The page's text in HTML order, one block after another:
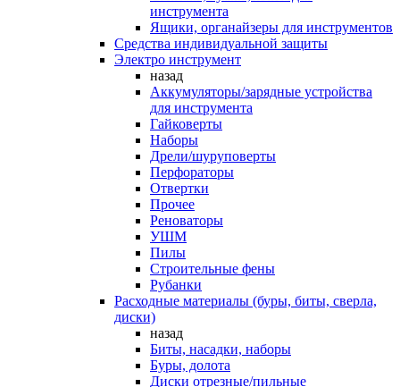
инструмента
Ящики, органайзеры для инструментов
Средства индивидуальной защиты
Электро инструмент
назад
Аккумуляторы/зарядные устройства
для инструмента
Гайковерты
Наборы
Дрели/шуруповерты
Перфораторы
Отвертки
Прочее
Реноваторы
УШМ
Пилы
Строительные фены
Рубанки
Расходные материалы (буры, биты, сверла,
диски)
назад
Биты, насадки, наборы
Буры, долота
Диски отрезные/пильные